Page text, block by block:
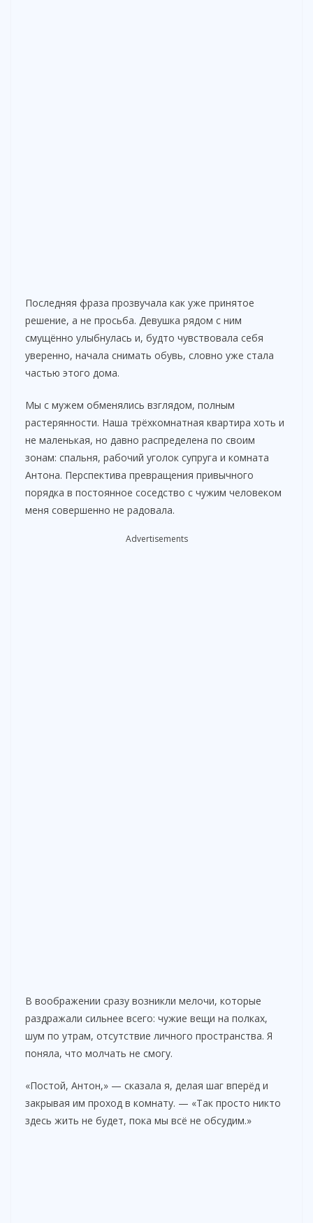
Последняя фраза прозвучала как уже принятое
решение, а не просьба. Девушка рядом с ним
смущённо улыбнулась и, будто чувствовала себя
уверенно, начала снимать обувь, словно уже стала
частью этого дома.
Мы с мужем обменялись взглядом, полным
растерянности. Наша трёхкомнатная квартира хоть и
не маленькая, но давно распределена по своим
зонам: спальня, рабочий уголок супруга и комната
Антона. Перспектива превращения привычного
порядка в постоянное соседство с чужим человеком
меня совершенно не радовала.
Advertisements
В воображении сразу возникли мелочи, которые
раздражали сильнее всего: чужие вещи на полках,
шум по утрам, отсутствие личного пространства. Я
поняла, что молчать не смогу.
«Постой, Антон,» — сказала я, делая шаг вперёд и
закрывая им проход в комнату. — «Так просто никто
здесь жить не будет, пока мы всё не обсудим.»